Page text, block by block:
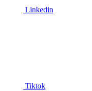
Linkedin
Tiktok